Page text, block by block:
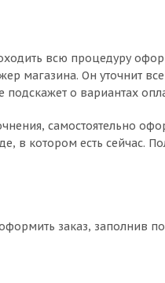
всю процедуру
магазина. Он уточнит все
подскажет о вариантах
самостоятельно
в котором есть сейчас.
заказ, заполнив